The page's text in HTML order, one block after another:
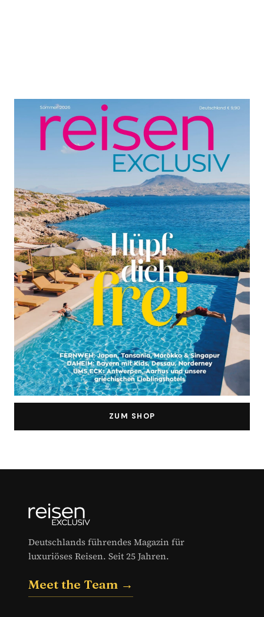
ZUM SHOP
Deutschlands führendes Magazin für
luxuriöses Reisen. Seit 25 Jahren.
Meet the Team →